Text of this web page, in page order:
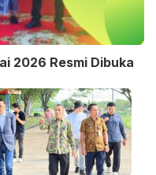
2026 Resmi Dibuka